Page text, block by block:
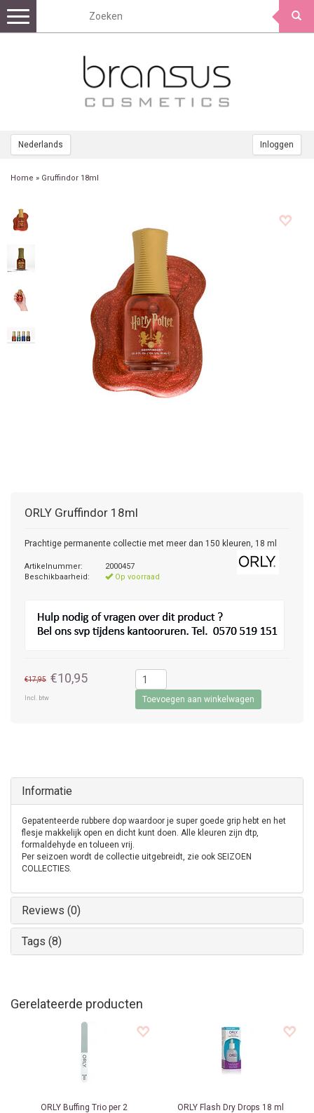
Nederlands Inloggen
Toggle
navigation
Home » Gruffindor 18ml
ORLY Gruffindor 18ml
Prachtige permanente collectie met meer dan 150 kleuren, 18 ml
Artikelnummer:
2000457
Beschikbaarheid:
Op voorraad
€17,95 €10,95
Incl. btw Toevoegen aan winkelwagen
Informatie
Gepatenteerde rubbere dop waardoor je super goede grip hebt en het
flesje makkelijk open en dicht kunt doen. Alle kleuren zijn dtp,
formaldehyde en tolueen vrij.
Per seizoen wordt de collectie uitgebreidt, zie ook SEIZOEN
COLLECTIES.
Reviews (0)
Tags (8)
Gerelateerde producten
ORLYBuffing Trio per 2 ORLYFlash Dry Drops 18 ml